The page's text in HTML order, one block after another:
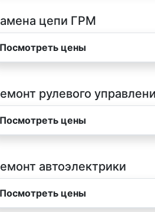
цепи ГРМ
Посмотреть цены
рулевого
Посмотреть цены
автоэлектрики
Посмотреть цены